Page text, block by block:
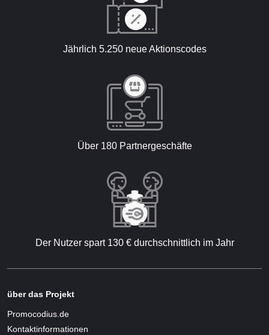
Jährlich 5.250 neue Aktionscodes
Über 180 Partnergeschäfte
Der Nutzer spart 130 € durchschnittlich im Jahr
über das Projekt
Promocodius.de
Kontaktinformationen